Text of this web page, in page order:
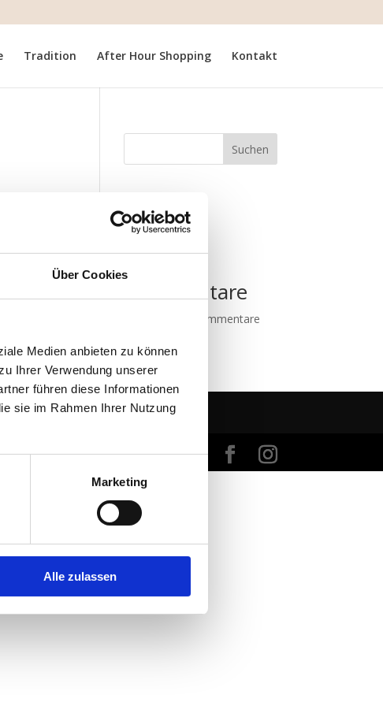
Über Cookies
Medien anbieten zu können
Ihrer Verwendung unserer
führen diese Informationen
sie im Rahmen Ihrer Nutzung
Marketing
Alle zulassen
Tradition After Hour Shopping Kontakt
Suchen
Beiträge
Neueste
Kommentare
Es sind keine Kommentare